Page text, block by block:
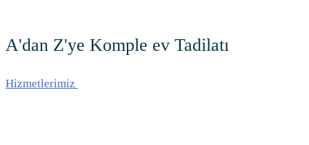
A'dan Z'ye Komple ev Tadilatı
Hizmetlerimiz